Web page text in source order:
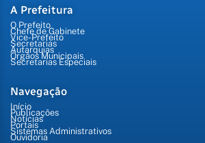
A Prefeitura
O Prefeito
Chefe de Gabinete
Vice-Prefeito
Secretarias
Autarquias
Órgãos Municipais
Secretarias Especiais
Navegação
Início
Publicações
Notícias
Portais
Sistemas Administrativos
Ouvidoria